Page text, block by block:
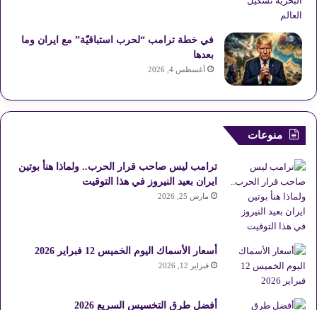
في خطة ترامب “لحرب استباقيّة” مع ايران وما
بعدها
أغسطس 4, 2026
منوعات
ترامب ليس صاحب قرار الحرب.. ولماذا هنأ بوتين
ايران بعيد النيروز في هذا التوقيت
مارس 25, 2026
أسعار الأسماك اليوم الخميس 12 فبراير 2026
فبراير 12, 2026
أفضل طرق التخسيس السريع 2026